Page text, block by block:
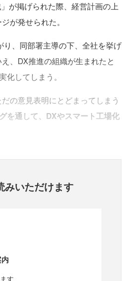
が掲げられた際、経営計画の上
が発せられた。
、同部署主導の下、全社を挙げ
、DX推進の組織が生まれたと
してしまう。
の意見表明にとどまってしまう
を通して、DXやスマート工場化
みいただけます
す